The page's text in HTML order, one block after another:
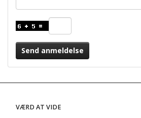
Send anmeldelse
VÆRD AT VIDE